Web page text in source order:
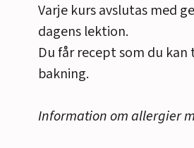
Varje kurs avslutas med
dagens lektion.
Du får recept som du kan
bakning.
Information om allergier